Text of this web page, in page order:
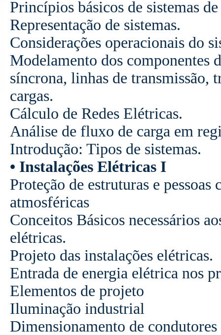
Princípios básicos de sistemas
Representação de sistemas.
Considerações operacionais do
Modelamento dos componentes
síncrona, linhas de transmissão,
cargas.
Cálculo de Redes Elétricas.
Análise de fluxo de carga em
Introdução: Tipos de sistemas.
• Instalações Elétricas I
Proteção de estruturas e pessoas
atmosféricas
Conceitos Básicos necessários
elétricas.
Projeto das instalações elétricas.
Entrada de energia elétrica nos
Elementos de projeto
Iluminação industrial
Dimensionamento de